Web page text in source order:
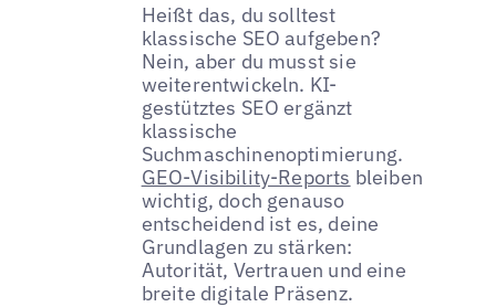
Heißt das, du solltest
klassische SEO aufgeben?
Nein, aber du musst sie
weiterentwickeln. KI-
gestütztes SEO ergänzt
klassische
Suchmaschinenoptimierung.
GEO-Visibility-Reports bleiben
wichtig, doch genauso
entscheidend ist es, deine
Grundlagen zu stärken:
Autorität, Vertrauen und eine
breite digitale Präsenz.